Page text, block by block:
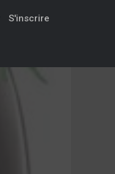
S'inscrire